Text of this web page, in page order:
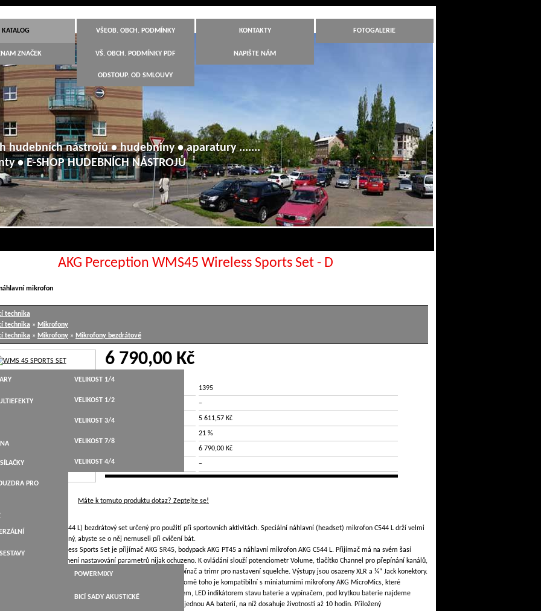
KATALOG
ZNAČEK
VŠEOB. OBCH. PODMÍNKY
VŠ. OBCH. PODMÍNKY PDF
ODSTOUP. OD SMLOUVY
KONTAKTY
NAPIŠTE NÁM
FOTOGALERIE
hudebních nástrojů • hudebniny • aparatury .......
• E-SHOP HUDEBNÍCH NÁSTROJŮ
AKG Perception WMS45 Wireless Sports Set - D
mikrofon
technika
technika » Mikrofony
technika » Mikrofony » Mikrofony bezdrátové
6 790,00 Kč
1395
EAN: –
Cena bez DPH: 5 611,57 Kč
21 %
6 790,00 Kč
Váha: –
Máte k tomuto produktu dotaz? Zeptejte se!
set (SR45, PT45, C 544 L) bezdrátový set určený pro použití při sportovních aktivitách. Speciální náhlavní (headset) mikrofon C544 L drží velmi
a je dostatečně odolný, abyste se o něj nemuseli při cvičení bát.
AKG Perception Wireless Sports Set je přijímač AKG SR45, bodypack AKG PT45 a náhlavní mikrofon AKG C544 L. Přijímač má na svém šasí
prvků, přesto není nastavování parametrů nijak ochuzeno. K ovládání slouží potenciometr Volume, tlačítko Channel pro přepínání kanálů,
zvolený kanál, LED indikátory signálu a clippingu, vypínač a trimr pro nastavení squelche. Výstupy jsou osazeny XLR a ¼“ Jack konektory.
je vůbec nejmenším a nejlehčím vysílačem ve své třídě a kromě toho je kompatibilní s miniaturními mikrofony AKG MicroMics, které
ozvučení všech běžných nástrojů. PT45 je vybaven displejem, LED indikátorem stavu baterie a vypínačem, pod krytkou baterie najdeme
a trimr pro nastavení vstupní úrovně. Bodypack je napájen jednou AA baterií, na níž dosahuje životnosti až 10 hodin. Přiložený
VELIKOST 1/4
VELIKOST 1/2
VELIKOST 3/4
VELIKOST 7/8
VELIKOST 4/4
LAP STEEL
PRO
POWERMIXY
MIXY BEZ ZESILOVAČE
REPROBOXY AKTIVNÍ
ZOBCOVÉ
BICÍ SADY AKUSTICKÉ